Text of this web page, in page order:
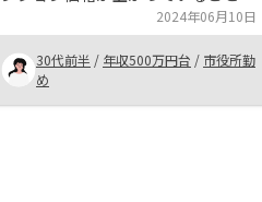
知り、不動産投資にも興味をもっ
た。住宅用マンションは夫単独名義
で組み、投資用マンションは私名義
で組むことにした。 ・リノシーに
決めた理由は担当者の説明に納得し
2024年06月10日
30代前半 / 年収500万円台 / 市役所勤
め